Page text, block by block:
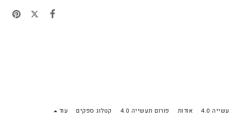
4.0 אודות פורום תעשייה 4.0 קטלוג ספקים עוד